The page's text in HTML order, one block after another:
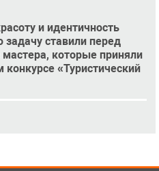
и идентичность
ставили перед
мастера, которые приняли
конкурсе «Туристический